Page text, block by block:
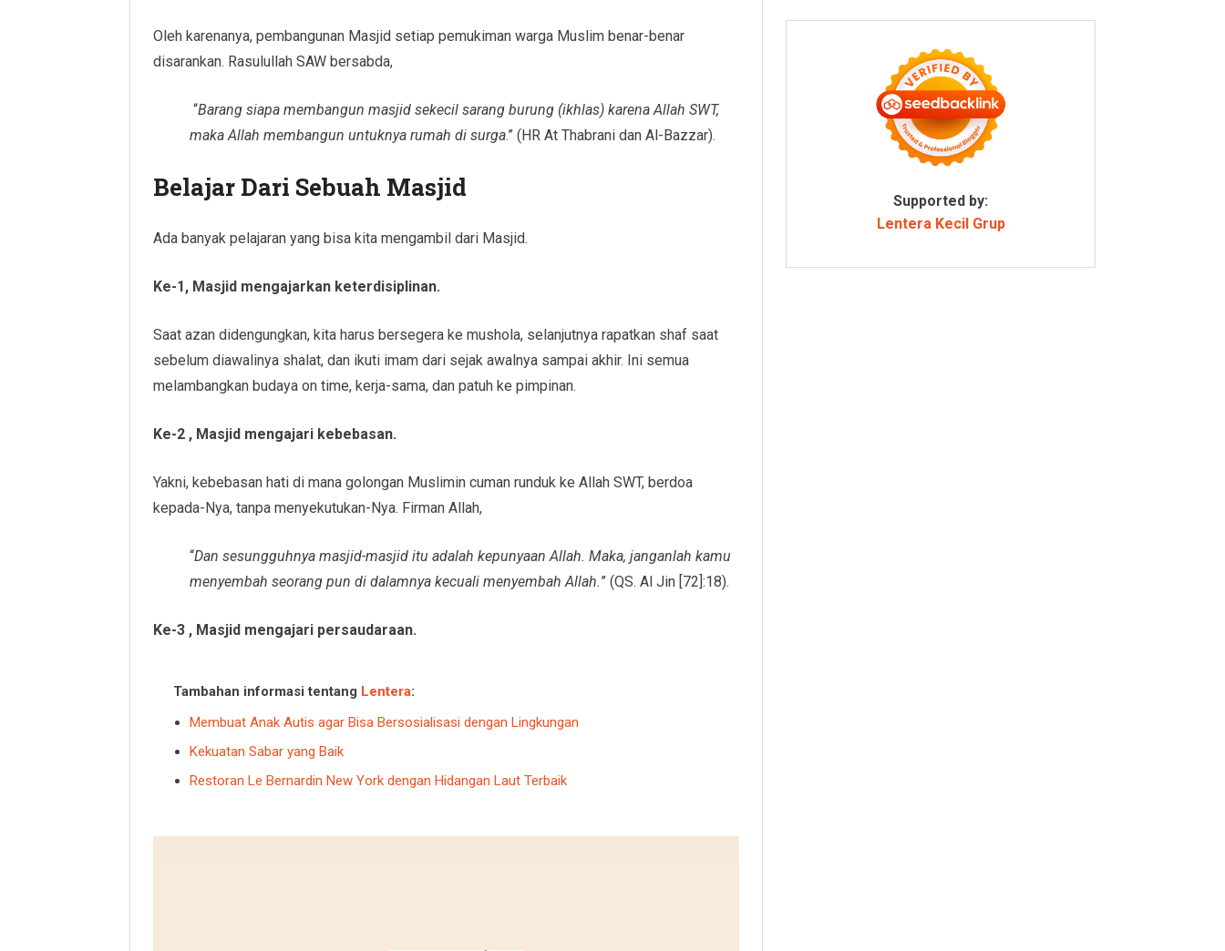
Oleh karenanya, pembangunan Masjid setiap pemukiman warga Muslim benar-benar
disarankan. Rasulullah SAW bersabda,
“Barang siapa membangun masjid sekecil sarang burung (ikhlas) karena Allah SWT,
maka Allah membangun untuknya rumah di surga.” (HR At Thabrani dan Al-Bazzar).
Belajar Dari Sebuah Masjid
Ada banyak pelajaran yang bisa kita mengambil dari Masjid.
Ke-1, Masjid mengajarkan keterdisiplinan.
Saat azan didengungkan, kita harus bersegera ke mushola, selanjutnya rapatkan shaf saat
sebelum diawalinya shalat, dan ikuti imam dari sejak awalnya sampai akhir. Ini semua
melambangkan budaya on time, kerja-sama, dan patuh ke pimpinan.
Ke-2 , Masjid mengajari kebebasan.
Yakni, kebebasan hati di mana golongan Muslimin cuman runduk ke Allah SWT, berdoa
kepada-Nya, tanpa menyekutukan-Nya. Firman Allah,
“Dan sesungguhnya masjid-masjid itu adalah kepunyaan Allah. Maka, janganlah kamu
menyembah seorang pun di dalamnya kecuali menyembah Allah.” (QS. Al Jin [72]:18).
Ke-3 , Masjid mengajari persaudaraan.
Tambahan informasi tentang Lentera:
Membuat Anak Autis agar Bisa Bersosialisasi dengan Lingkungan
Kekuatan Sabar yang Baik
Restoran Le Bernardin New York dengan Hidangan Laut Terbaik
Supported by:
Lentera Kecil Grup